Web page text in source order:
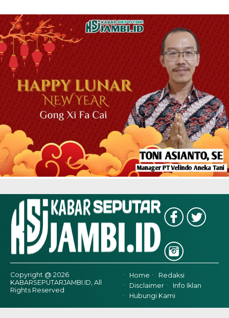
Copyright @ 2026
KABARSEPUTARJAMBI.ID, All
Rights Reserved
Home
Redaksi
Disclaimer
Info Iklan
Hubungi Kami